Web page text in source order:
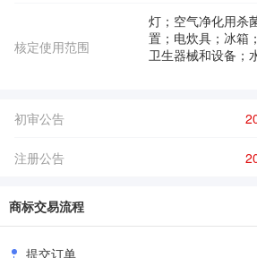
核定使用范围
灯；空气净化用杀
置；电炊具；冰箱
卫生器械和设备；
初审公告
注册公告
商标交易流程
提交订单